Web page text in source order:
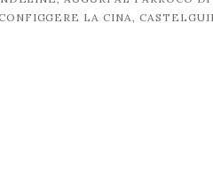
LA CINA,